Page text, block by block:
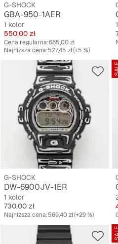
G-SHOCK
GBA-950-1AER
1 kolor
Cena
550,00 zł
Cena regularna:685,00 zł
Najniższa cena:527,45 zł(+5 %)
G-SHOCK
DW-6900JV-1ER
1 kolor
Cena
730,00 zł
Najniższa cena:569,40 zł(+29 %)